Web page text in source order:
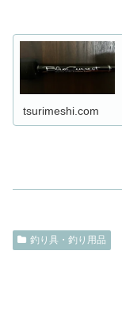
tsurimeshi.com
釣り具・釣り用品